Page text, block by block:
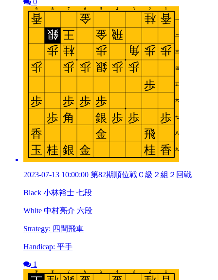
2023-07-13 10:00:00 第82期順位戦Ｃ級２組２回戦
Black 小林裕士 七段
White 中村亮介 六段
Strategy: 四間飛車
Handicap: 平手
1